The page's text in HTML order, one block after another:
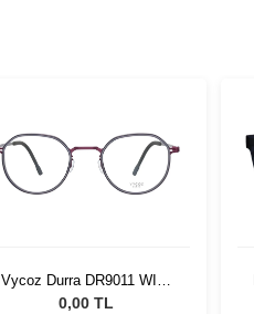
Vycoz Durra DR9011 WIN-
GR 50-20
0,00 TL